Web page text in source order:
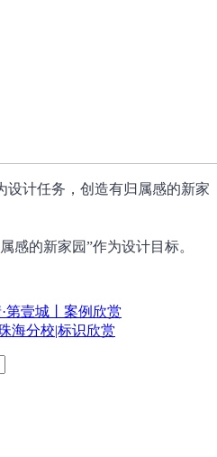
设计任务，创造有归属感的新家
感的新家园”作为设计目标。
第壹城丨案例欣赏
海分校|标识欣赏